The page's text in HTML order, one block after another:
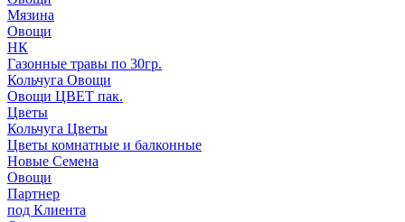
Мязина
Овощи
НК
Газонные травы по 30гр.
Кольчуга Овощи
Овощи ЦВЕТ пак.
Цветы
Кольчуга Цветы
Цветы комнатные и балконные
Новые Семена
Овощи
Партнер
под Клиента